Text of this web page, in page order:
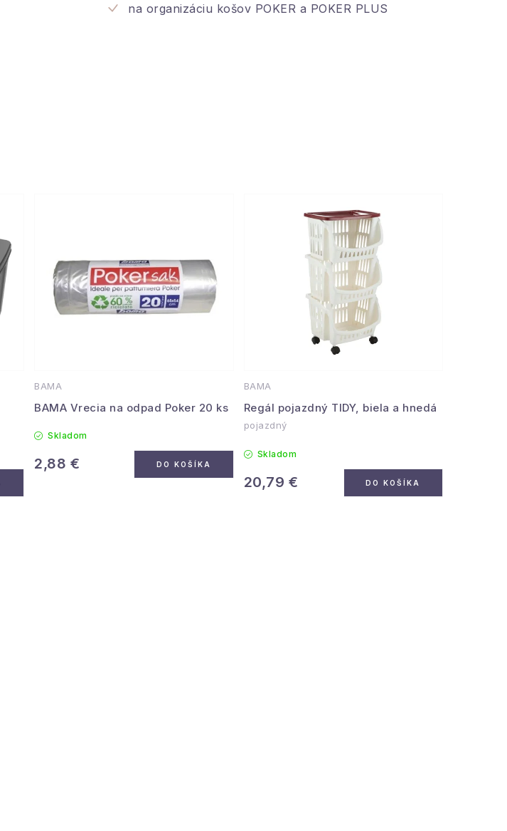
na organizáciu košov POKER a POKER PLUS
BAMA
BAMA Vrecia na odpad Poker 20 ks
Skladom
2,88 € DO KOŠÍKA
BAMA
Regál pojazdný TIDY, biela a hnedá
pojazdný
Skladom
20,79 € DO KOŠÍKA